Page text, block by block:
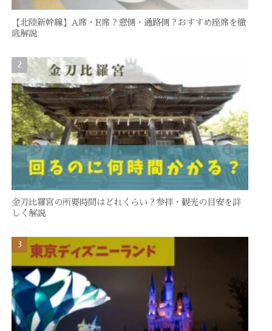
【北陸新幹線】A席・E席？窓側・通路側？おすすめ座席を徹
底解説
金刀比羅宮の所要時間はどれくらい？参拝・観光の目安を詳
しく解説